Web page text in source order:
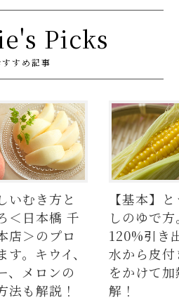
Picks
すすめ記事
いむき方と
＜日本橋 千
店＞のプロ
す。キウイ、
、メロンの
法も解説！
【基本】
しのゆで
120%引き
水から皮
をかけて
解！